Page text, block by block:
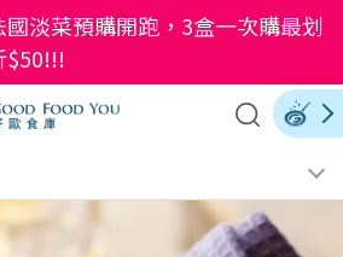
國淡菜預購開跑，3盒一次購最划
$50!!!